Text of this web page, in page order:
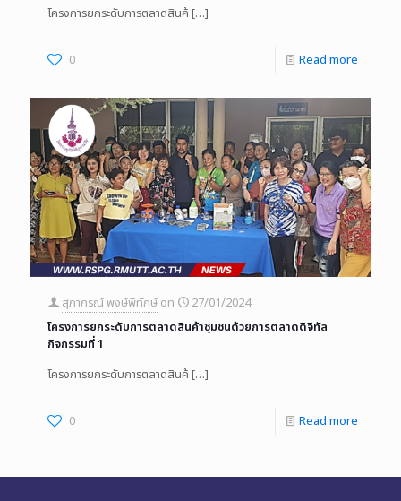
โครงการยกระดับการตลาดสินค้ […]
0 Read more
สุภาภรณ์ พงษ์พิทักษ์ on
27/01/2024
โครงการยกระดับการตลาดสินค้าชุมชนด้วยการตลาดดิจิทัล
กิจกรรมที่ 1
โครงการยกระดับการตลาดสินค้ […]
0 Read more